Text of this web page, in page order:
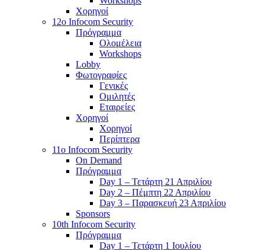
Χορηγοί
12o Infocom Security
Πρόγραμμα
Ολομέλεια
Workshops
Lobby
Φωτογραφίες
Γενικές
Ομιλητές
Εταιρείες
Χορηγοί
Χορηγοί
Περίπτερα
11o Infocom Security
On Demand
Πρόγραμμα
Day 1 – Τετάρτη 21 Απριλίου
Day 2 – Πέμπτη 22 Απριλίου
Day 3 – Παρασκευή 23 Απριλίου
Sponsors
10th Infocom Security
Πρόγραμμα
Day 1 – Τετάρτη 1 Ιουλίου